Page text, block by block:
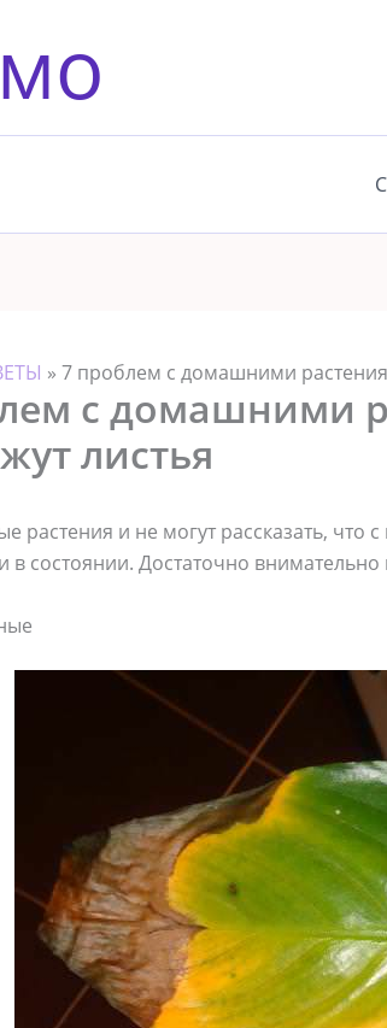
» 7 проблем с домашними
с домашними
листья
растения и не могут рассказать,
состоянии. Достаточно внимательно